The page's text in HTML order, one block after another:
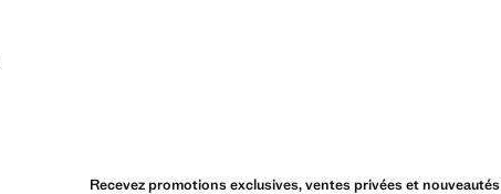
Recevez promotions exclusives, ventes privées et nouveautés